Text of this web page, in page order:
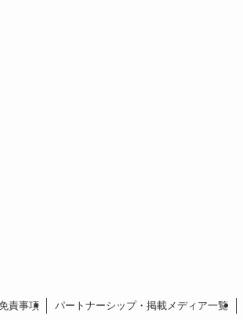
責事項 パートナーシップ・掲載メディア一覧